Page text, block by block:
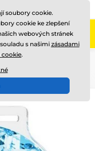
soubory cookie.
cookie ke zlepšení
webových stránek
s našimi zásadami
cookie.